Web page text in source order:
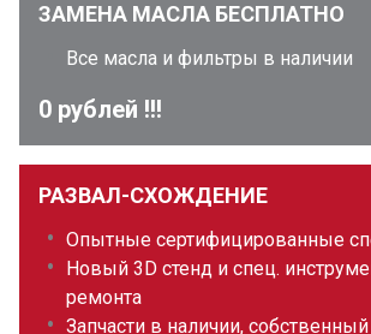
ЗАМЕНА МАСЛА БЕСПЛАТНО
Все масла и фильтры в наличии
0 рублей !!!
РАЗВАЛ-СХОЖДЕНИЕ
Опытные сертифицированные
Новый 3D стенд и спец.
ремонта
Запчасти в наличии,